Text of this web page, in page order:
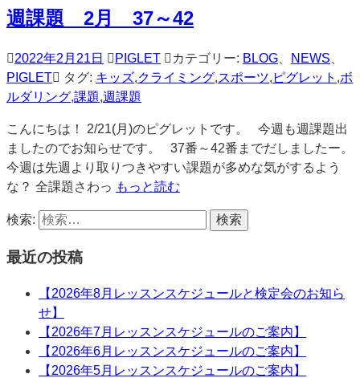
週課題 2月 37～42
2022年2月21日 PIGLET カテゴリー: BLOG NEWS
PIGLET
タグ: キッズ,クライミング,スポーツ, ピグレット ,ボ
ルダリング,課題,週課題
こんにちは！ 2/21(月)のピグレットです。 今週も週課題出
ましたのでお知らせです。 37番～42番までだしましたー。
今週は先週より取りつきやすい課題が多めな気がするよう
な？ 全課題さわっ もっと読む
検索:
最近の投稿
【2026年8月レッスンスケジュールと検定会のお知ら
せ】
【2026年7月レッスンスケジュールのご案内】
【2026年6月レッスンスケジュールのご案内】
【2026年5月レッスンスケジュールのご案内】